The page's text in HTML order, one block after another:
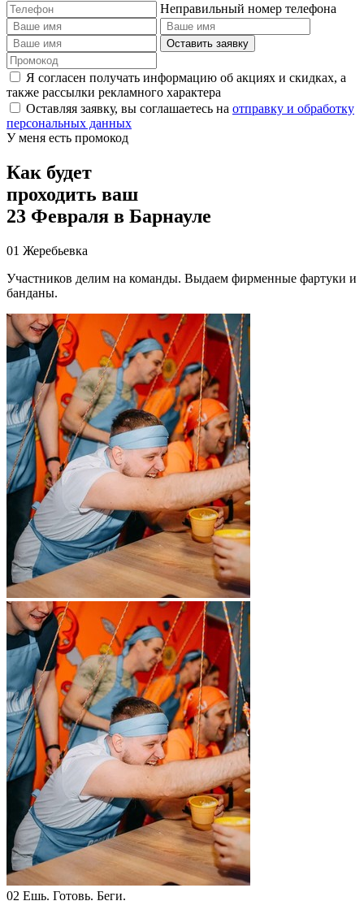
Неправильный номер телефона
Оставить заявку
Я согласен получать информацию об акциях и скидках, а
также рассылки рекламного характера
Оставляя заявку, вы соглашаетесь на отправку и обработку
персональных данных
У меня есть промокод
Как будет
проходить ваш
23 Февраля в Барнауле
01 Жеребьевка
Участников делим на команды. Выдаем фирменные фартуки и
банданы.
02 Ешь. Готовь. Беги.